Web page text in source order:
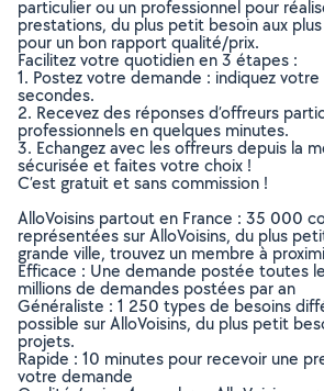
particulier ou un professionnel pour
prestations, du plus petit besoin aux
pour un bon rapport qualité/prix.
Facilitez votre quotidien en 3 étapes :
1. Postez votre demande : indiquez
secondes.
2. Recevez des réponses d’offreurs
professionnels en quelques minutes.
3. Echangez avec les offreurs depuis la
sécurisée et faites votre choix !
C’est gratuit et sans commission !
AlloVoisins partout en France : 35 000
représentées sur AlloVoisins, du plus
grande ville, trouvez un membre à
Efficace : Une demande postée toutes
millions de demandes postées par an
Généraliste : 1 250 types de besoins
possible sur AlloVoisins, du plus petit
projets.
Rapide : 10 minutes pour recevoir une
votre demande